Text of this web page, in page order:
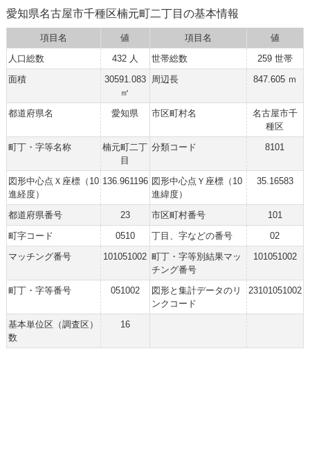
愛知県名古屋市千種区楠元町二丁目の基本情報
項目名 値 項目名
値
人口総数
432 人 世帯総数
259 世帯
面積
30591.083
㎡
周辺長 847.605 ｍ
都道府県名 愛知県 市区町村名
名古屋市千
種区
町丁・字等名称
楠元町二丁
目
分類コード 8101
図形中心点Ｘ座標（10
進経度）
136.961196 図形中心点Ｙ座標（10
進緯度）
35.16583
都道府県番号 23 市区町村番号
101
町字コード
0510 丁目、字などの番号
02
マッチング番号
101051002 町丁・字等別結果マッ
チング番号
101051002
町丁・字等番号 051002
図形と集計データのリ
ンクコード
23101051002
基本単位区（調査区）
数
16